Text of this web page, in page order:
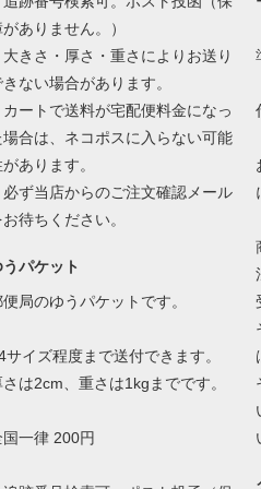
ありません。）
大きさ・厚さ・重さによりお送り
ない場合があります。
カートで送料が宅配便料金になっ
場合は、ネコポスに入らない可能
あります。
ず当店からのご注文確認メール
待ちください。
パケット
局のゆうパケットです。
サイズ程度まで送付できます。
は2cm、重さは1kgまでです。
国一律 200円